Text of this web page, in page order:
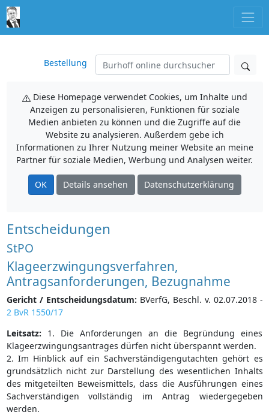
Bestellung
Diese Homepage verwendet Cookies, um Inhalte und
Anzeigen zu personalisieren, Funktionen für soziale
Medien anbieten zu können und die Zugriffe auf die
Website zu analysieren. Außerdem gebe ich
Informationen zu Ihrer Nutzung meiner Website an meine
Partner für soziale Medien, Werbung und Analysen weiter.
OK Details ansehen Datenschutzerklärung
Entscheidungen
StPO
Klageerzwingungsverfahren,
Antragsanforderungen, Bezugnahme
Gericht / Entscheidungsdatum: BVerfG, Beschl. v. 02.07.2018 -
2 BvR 1550/17
Leitsatz: 1. Die Anforderungen an die Begründung eines
Klageerzwingungsantrages dürfen nicht überspannt werden.
2. Im Hinblick auf ein Sachverständigengutachten gehört es
grundsätzlich nicht zur Darstellung des wesentlichen Inhalts
des mitgeteilten Beweismittels, dass die Ausführungen eines
Sachverständigen vollständig im Antrag wiedergegeben
werden.